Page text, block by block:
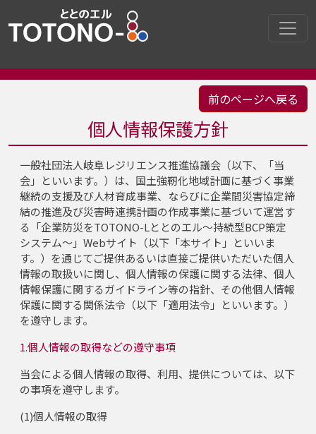
個人情報保護方針
一般社団法人岐阜レジリエンス推進協議会（以下、「当
会」といいます。）は、国土強靭化地域計画に基づく事業
継続の支援及び人材育成事業、ならびに企業間災害協定締
結の推進及び災害時連携計画の作成事業に基づいて運営す
る「企業防災をTOTONO-Lととのエル～持続型BCP策定
システム～」Webサイト（以下「本サイト」といいま
す。）を通じてご提供あるいは直接ご提供いただいた個人
情報の取扱いに関し、個人情報の保護に関する法律、個人
情報保護に関するガイドライン等の指針、その他個人情報
保護に関する関係法令（以下「適用法令」といいます。）
を遵守します。
1.個人情報の取得などの遵守事項
当会による個人情報の取得、利用、提供については、以下
の事項を遵守します。
(1)個人情報の取得